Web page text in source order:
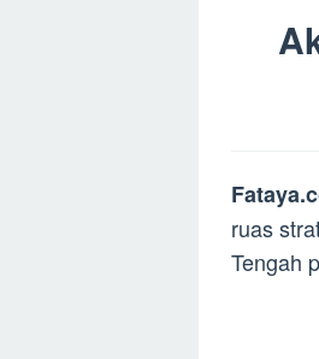
ruas
Tengah